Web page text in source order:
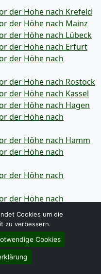
der Höhe nach Krefeld
der Höhe nach Mainz
der Höhe nach Lübeck
der Höhe nach Erfurt
der Höhe nach
der Höhe nach Rostock
der Höhe nach Kassel
der Höhe nach Hagen
der Höhe nach
der Höhe nach Hamm
der Höhe nach
der Höhe nach
der Höhe nach
der Höhe nach
der Höhe nach
Cookies um die
zu verbessern.
Cookies